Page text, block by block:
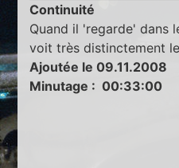
Continuité
Quand il 'regarde' dans
voit très distinctement
Ajoutée le 09.11.2008
Minutage : 00:33:00